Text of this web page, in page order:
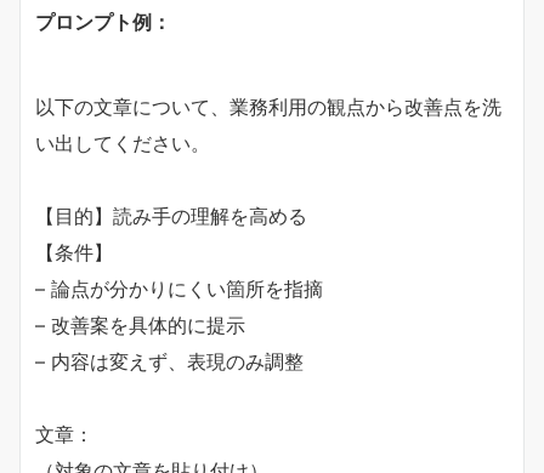
​プロンプト例：​
以下の文章について、業務利用の観点から改善点を洗
い出してください。
【目的】読み手の理解を高める
【条件】
– 論点が分かりにくい箇所を指摘
– 改善案を具体的に提示
– 内容は変えず、表現のみ調整
文章：